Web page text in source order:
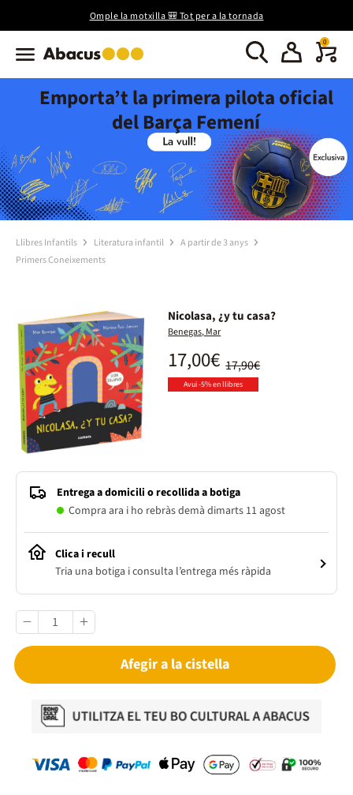
Omple la motxilla 🎒 Tot per a la tornada
0
Emporta’t la primera pilota oficial
del Barça Femení
Llibres Infantils Literatura infantil
A partir de 3 anys
Primers Coneixements
Nicolasa, ¿y tu casa?
Benegas, Mar
17,90€
17,00€
Avui -5% en llibres
Entrega a domicili o recollida a botiga
Compra ara i ho rebràs demà dimarts 11 agost
Clica i recull
Tria una botiga i consulta l’entrega més ràpida
Afegir a la cistella